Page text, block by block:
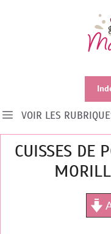
VOIR LES
CUISSES DE